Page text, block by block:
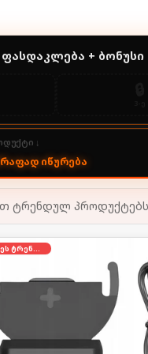
+ ბონუსი
↓
იწურება
ტრენდულ პროდუქტებს
დღეს ტრენდში